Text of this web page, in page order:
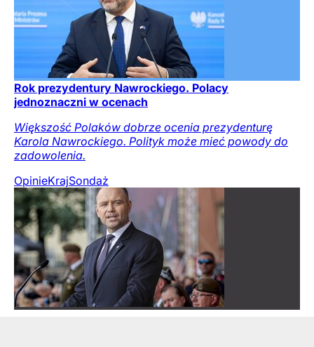
Rok prezydentury Nawrockiego. Polacy
jednoznaczni w ocenach
Większość Polaków dobrze ocenia prezydenturę
Karola Nawrockiego. Polityk może mieć powody do
zadowolenia.
OpinieKrajSondaż